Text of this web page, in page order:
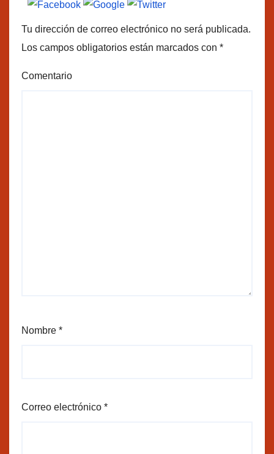
Tu dirección de correo electrónico no será publicada.
Los campos obligatorios están marcados con *
Comentario
Nombre *
Correo electrónico *